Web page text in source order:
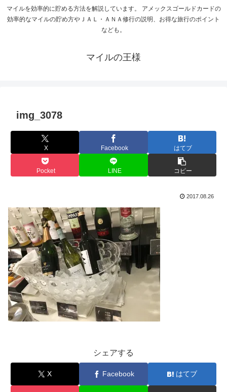
マイルを効率的に貯める方法を解説しています。 アメックスゴールドカードの
効率的なマイルの貯め方やＪＡＬ・ＡＮＡ修行の説明、お得な旅行のポイント
なども。
マイルの王様
img_3078
X Facebook はてブ
Pocket LINE コピー
2017.08.26
シェアする
X Facebook はてブ